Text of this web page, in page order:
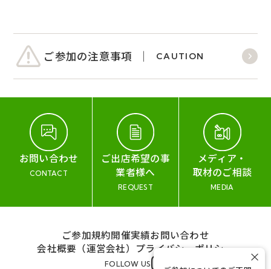
ご参加の注意事項 CAUTION
お問い合わせ
CONTACT
ご出店希望の事
業者様へ
REQUEST
メディア・
取材のご相談
MEDIA
ご参加規約開催実績お問い合わせ
会社概要（運営会社） プライバシーポリシー
FOLLOW US ×